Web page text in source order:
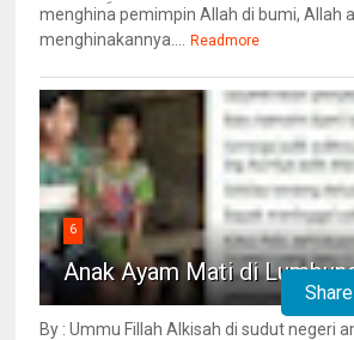
menghina pemimpin Allah di bumi, Allah
menghinakannya....
Readmore
6
Anak Ayam Mati di
By : Ummu Fillah Alkisah di sudut negeri